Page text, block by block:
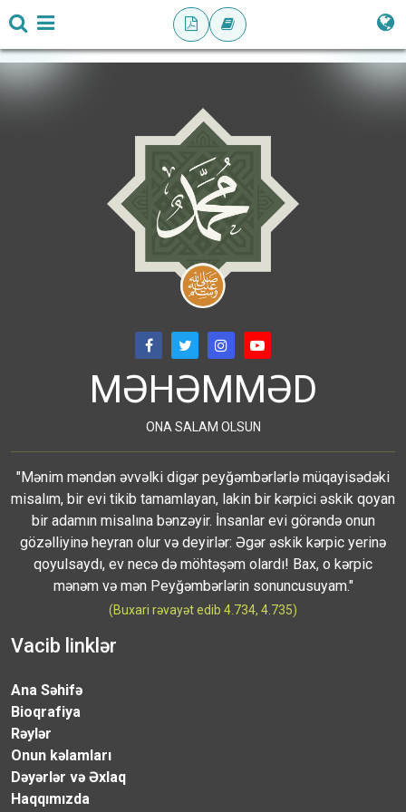
MƏHƏMMƏD
ONA SALAM OLSUN
"Mənim məndən əvvəlki digər peyğəmbərlərlə müqayisədəki
misalım, bir evi tikib tamamlayan, lakin bir kərpici əskik qoyan
bir adamın misalına bənzəyir. İnsanlar evi görəndə onun
gözəlliyinə heyran olur və deyirlər: Əgər əskik kərpic yerinə
qoyulsaydı, ev necə də möhtəşəm olardı! Bax, o kərpic
mənəm və mən Peyğəmbərlərin sonuncusuyam."
(Buxari rəvayət edib 4.734, 4.735)
Vacib linklər
Ana Səhifə
Bioqrafiya
Rəylər
Onun kəlamları
Dəyərlər və Əxlaq
Haqqımızda